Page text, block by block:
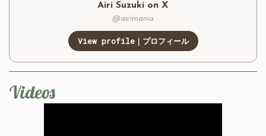
Airi Suzuki on X
@airimania
View profile｜プロフィール
Videos